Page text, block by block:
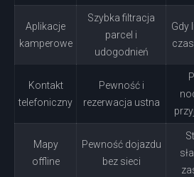
Aplikacje
kamperowe
Szybka filtracja
parcel i
udogodnień
Gdy
Kontakt
telefoniczny
Pewność i
rezerwacja ustna
Mapy
offline
Pewność dojazdu
bez sieci